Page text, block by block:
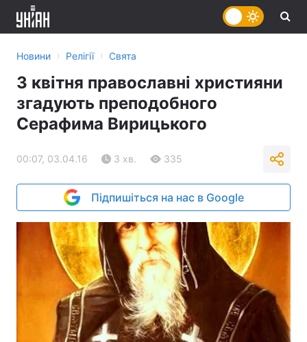
Новини › Релігії › Свята
3 квітня православні християни
згадують преподобного
Серафима Вирицького
00:07, 03.04.16 3 хв. 335
Підпишіться на нас в Google